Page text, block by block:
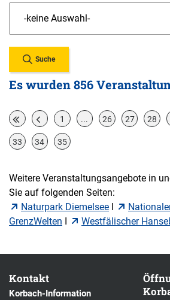
Suche
Es wurden 856
1 ... 26 27 28
33 34 35
Weitere Veranstaltungsangebote in
Sie auf folgenden Seiten:
Naturpark Diemelsee I
GrenzWelten I Westfälischer
Kontakt
Korbach-Information